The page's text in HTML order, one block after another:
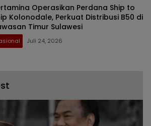
Operasikan Perdana Ship to
Kolonodale, Perkuat Distribusi B50 di
Timur Sulawesi
Juli 24, 2026